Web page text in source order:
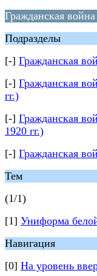
Гражданская
Подразделы
[-] Гражданская
[-] Гражданская
гг.)
[-] Гражданская
1920 гг.)
[-] Гражданская
Тем
(1/1)
[1] Униформа
Навигация
[0] На уровень